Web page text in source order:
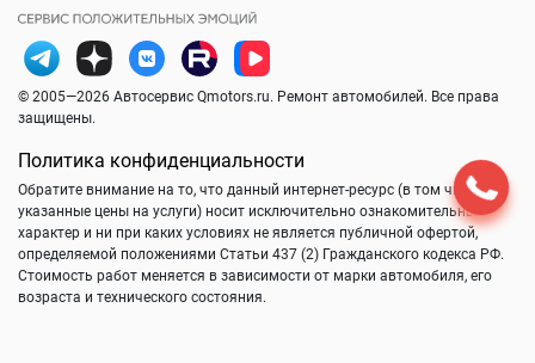
© 2005—2026 Автосервис Qmotors.ru. Ремонт автомобилей. Все права
защищены.
Политика конфиденциальности
Обратите внимание на то, что данный интернет-ресурс (в том числе
указанные цены на услуги) носит исключительно ознакомительный
характер и ни при каких условиях не является публичной офертой,
определяемой положениями Статьи 437 (2) Гражданского кодекса РФ.
Стоимость работ меняется в зависимости от марки автомобиля, его
возраста и технического состояния.